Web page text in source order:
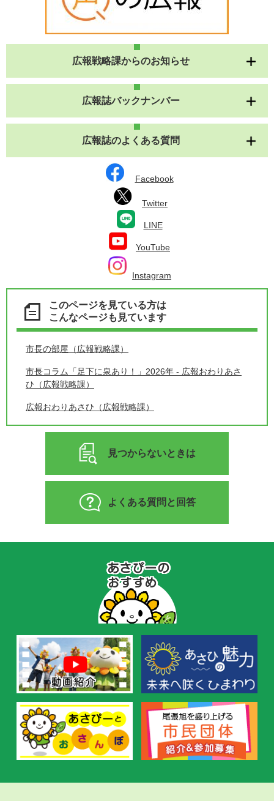
広報戦略課からのお知らせ
広報誌バックナンバー
広報誌のよくある質問
Facebook
Twitter
LINE
YouTube
Instagram
このページを見ている方は
こんなページも見ています
市長の部屋（広報戦略課）
市長コラム「足下に泉あり！」2026年 - 広報おわりあさ
ひ（広報戦略課）
広報おわりあさひ（広報戦略課）
見つからないときは
よくある質問と回答
の
お
す
め